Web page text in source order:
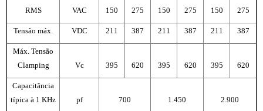
RMS
VAC 150 275 150 275 150 275
Tensão máx. VDC 211 387 211 387 211 387
Máx. Tensão
Clamping
Vc 395 620 395 620 395 620
Capacitância
típica à 1 KHz
pf 700 1.450 2.900